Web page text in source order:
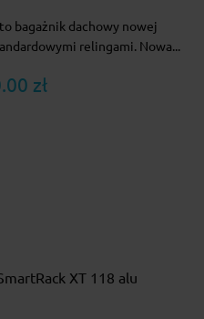
bagażnik dachowy nowej
relingami. Nowa...
zł